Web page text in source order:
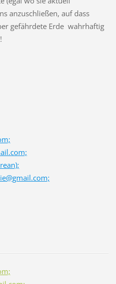
anzuschließen, auf dass
gefährdete Erde wahrhaftig